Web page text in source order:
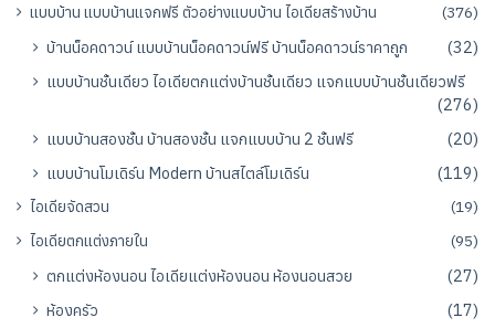
แบบบ้าน แบบบ้านแจกฟรี ตัวอย่างแบบบ้าน ไอเดียสร้างบ้าน
(376)
บ้านน็อคดาวน์ แบบบ้านน็อคดาวน์ฟรี บ้านน็อคดาวน์ราคาถูก
(32)
แบบบ้านชั้นเดียว ไอเดียตกแต่งบ้านชั้นเดียว แจกแบบบ้านชั้นเดียวฟรี
(276)
แบบบ้านสองชั้น บ้านสองชั้น แจกแบบบ้าน 2 ชั้นฟรี
(20)
แบบบ้านโมเดิร์น Modern บ้านสไตล์โมเดิร์น
(119)
ไอเดียจัดสวน
(19)
ไอเดียตกแต่งภายใน
(95)
ตกแต่งห้องนอน ไอเดียแต่งห้องนอน ห้องนอนสวย
(27)
ห้องครัว
(17)